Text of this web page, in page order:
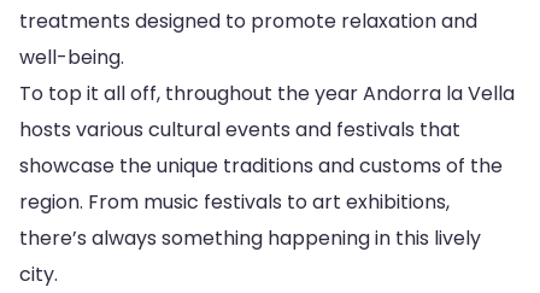
treatments designed to promote relaxation and
well-being.
To top it all off, throughout the year Andorra la Vella
hosts various cultural events and festivals that
showcase the unique traditions and customs of the
region. From music festivals to art exhibitions,
there’s always something happening in this lively
city.